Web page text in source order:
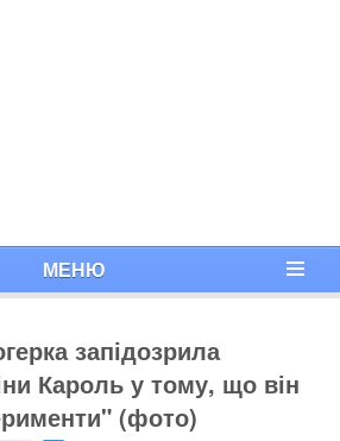
МЕНЮ
запідозрила
Кароль у тому, що він
(фото)